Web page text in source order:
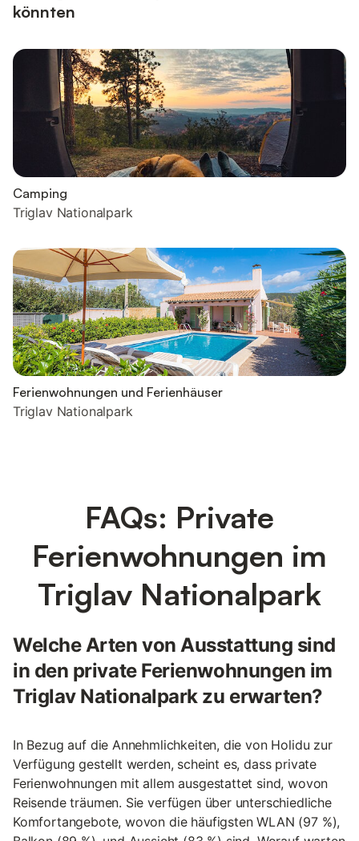
könnten
Camping
Triglav Nationalpark
Ferienwohnungen und Ferienhäuser
Triglav Nationalpark
FAQs: Private
Ferienwohnungen im
Triglav Nationalpark
Welche Arten von Ausstattung sind
in den private Ferienwohnungen im
Triglav Nationalpark zu erwarten?
In Bezug auf die Annehmlichkeiten, die von Holidu zur
Verfügung gestellt werden, scheint es, dass private
Ferienwohnungen mit allem ausgestattet sind, wovon
Reisende träumen. Sie verfügen über unterschiedliche
Komfortangebote, wovon die häufigsten WLAN (97 %),